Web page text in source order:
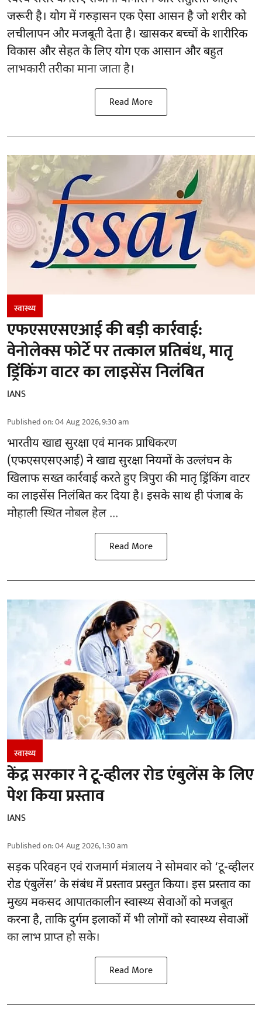
जरूरी है। योगमें गरुड़ासन एक ऐसा आसन है जो शरीर को
लचीलापन और मजबूती देता है। खासकर बच्चों के शारीरिक
विकास और सेहत के लिए योग एक आसान और बहुत
लाभकारी तरीका माना जाता है।
Read More
स्वास्थ्य
एफएसएसएआई की बड़ी कार्रवाई:
वेनोलेक्स फोर्टे पर तत्काल प्रतिबंध, मातृ
ड्रिंकिंग वाटर का लाइसेंस निलंबित
IANS
Published on:04 Aug 2026, 9:30 am
भारतीय खाद्य सुरक्षा एवं मानक प्राधिकरण
(एफएसएसएआई) ने खाद्य सुरक्षा नियमों के उल्लंघन के
खिलाफ सख्त कार्रवाई करते हुए त्रिपुरा की मातृ ड्रिंकिंग वाटर
का लाइसेंस निलंबित कर दिया है। इसके साथ ही पंजाब के
मोहाली स्थित नोबल हेल ...
Read More
स्वास्थ्य
केंद्र सरकार ने टू-व्हीलर रोड एंबुलेंस के लिए
पेश किया प्रस्ताव
IANS
Published on:04 Aug 2026, 1:30 am
सड़क परिवहन एवं राजमार्ग मंत्रालय ने सोमवार को ‘टू-व्हीलर
रोड एंबुलेंस’ के संबंध में प्रस्ताव प्रस्तुत किया। इस प्रस्ताव का
मुख्य मकसद आपातकालीन स्वास्थ्य सेवाओं को मजबूत
करना है, ताकि दुर्गम इलाकों में भी लोगों को स्वास्थ्य सेवाओं
का लाभ प्राप्त हो सके।
Read More